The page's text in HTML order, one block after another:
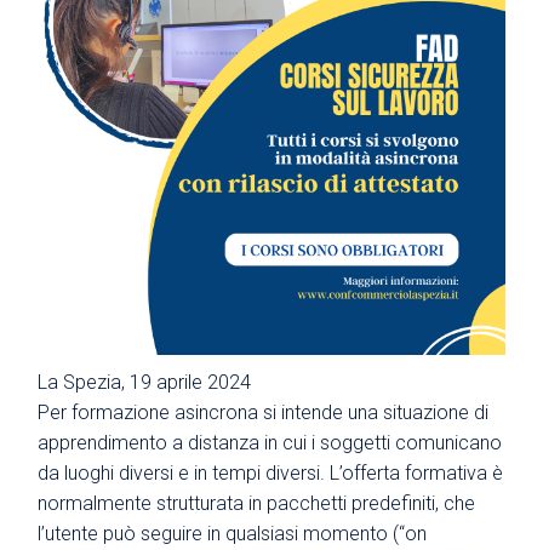
La Spezia, 19 aprile 2024
Per formazione asincrona si intende una situazione di
apprendimento a distanza in cui i soggetti comunicano
da luoghi diversi e in tempi diversi. L’offerta formativa è
normalmente strutturata in pacchetti predefiniti, che
l’utente può seguire in qualsiasi momento (“on